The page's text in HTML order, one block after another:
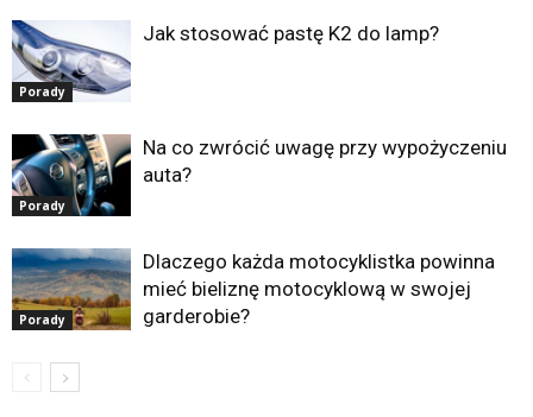
Porady
Jak stosować pastę K2 do lamp?
Porady
Na co zwrócić uwagę przy wypożyczeniu
auta?
Porady
Dlaczego każda motocyklistka powinna
mieć bieliznę motocyklową w swojej
garderobie?